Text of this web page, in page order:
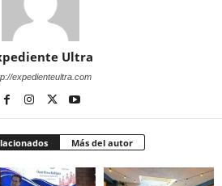
Ultra
expedienteultra.com
Más del autor